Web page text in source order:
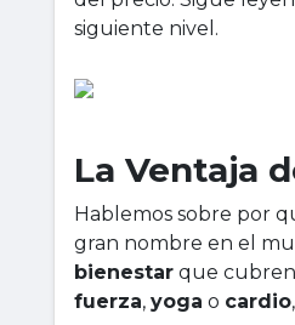
siguiente nivel.
La Ventaja
Hablemos sobre por
gran nombre en el
bienestar que cubren
fuerza, yoga o cardio